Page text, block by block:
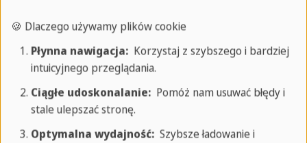
z wieloma ludźmi palącymi sztuczne pieniądze i
inne przedmioty dla duchów przodków do
wykorzystania w zaświatach. Żywność jest również
ofiarowana, aby zaspokoić apetyt głodnych
duchów.
🍪 Dlaczego używamy plików cookie
Płynna nawigacja:Korzystaj z szybszego i bardziej
intuicyjnego przeglądania.
Ciągłe udoskonalanie:Pomóż nam usuwać błędy i
stale ulepszać stronę.
Optymalna wydajność:Szybsze ładowanie i